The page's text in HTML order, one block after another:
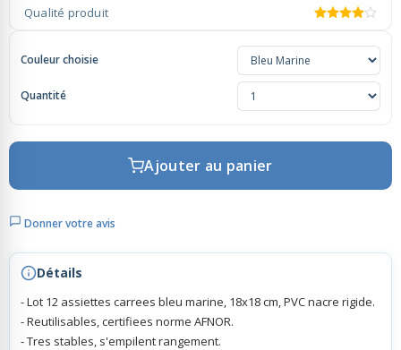
Scrapbooking, Loisirs Créatifs
Qualité produit
Couleur choisie
Quantité
Ajouter au panier
Donner votre avis
Détails
- Lot 12 assiettes carrees bleu marine, 18x18 cm, PVC nacre rigide.
- Reutilisables, certifiees norme AFNOR.
- Tres stables, s'empilent rangement.